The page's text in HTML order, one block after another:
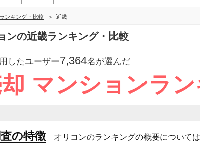
ンキング・比較 近畿
ンの近畿ランキング・比較
したユーザー7,364名が選んだ
マンションラ
の特徴 オリコンのランキングの概要については